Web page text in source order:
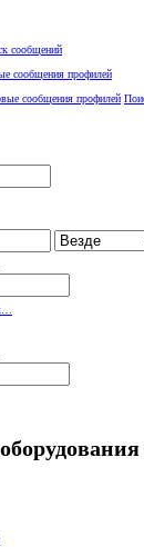
сообщений
сообщения профилей
сообщения профилей